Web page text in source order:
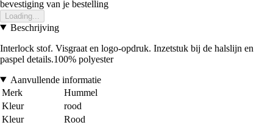
bevestiging van je bestelling
Loading...
Beschrijving
Interlock stof. Visgraat en logo-opdruk. Inzetstuk bij de halslijn en
paspel details.100% polyester
Aanvullende informatie
Merk
Hummel
Kleur
rood
Kleur
Rood